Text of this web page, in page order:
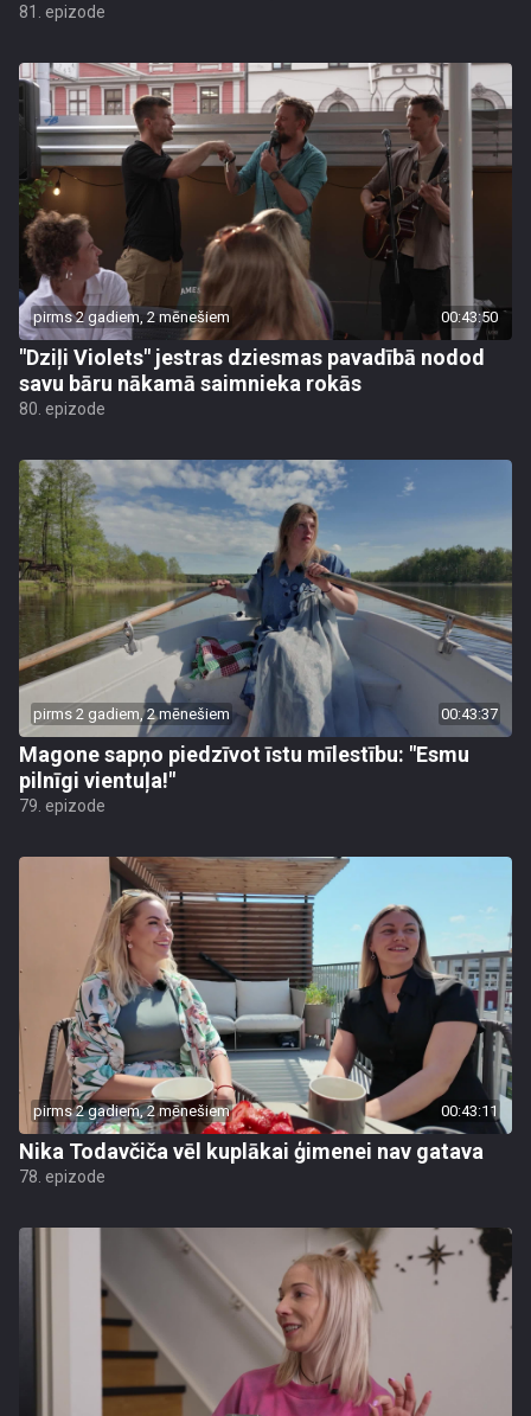
81. epizode
pirms 2 gadiem, 2 mēnešiem 00:43:50
"Dziļi Violets" jestras dziesmas pavadībā nodod
savu bāru nākamā saimnieka rokās
80. epizode
pirms 2 gadiem, 2 mēnešiem 00:43:37
Magone sapņo piedzīvot īstu mīlestību: "Esmu
pilnīgi vientuļa!"
79. epizode
pirms 2 gadiem, 2 mēnešiem 00:43:11
Nika Todavčiča vēl kuplākai ģimenei nav gatava
78. epizode